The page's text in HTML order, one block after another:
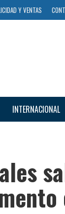
Y VENTAS
INTERNACIONAL